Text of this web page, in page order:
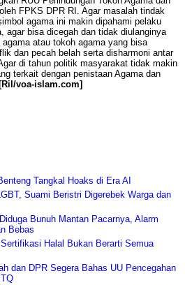
FPKS DPR RI. Agar masalah tindak
agama ini makin dipahami pelaku
agar bisa dicegah dan tidak diulanginya
atau tokoh agama yang bisa
dan pecah belah serta disharmoni antar
di tahun politik masyarakat tidak makin
terkait dengan penistaan Agama dan
voa-islam.com]
Tangkal Hoaks di Era AI
Suami Beristri Digerebek Warga dan
Bunuh Mantan Pacarnya, Alarm
Bebas
Halal Bukan Berarti Semua
dan DPR Segera Bahas UU Pencegahan